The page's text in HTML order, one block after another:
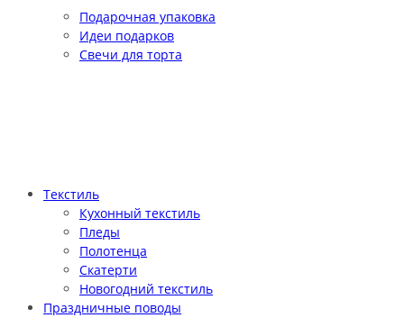
Подарочная упаковка
Идеи подарков
Свечи для торта
Текстиль
Кухонный текстиль
Пледы
Полотенца
Скатерти
Новогодний текстиль
Праздничные поводы